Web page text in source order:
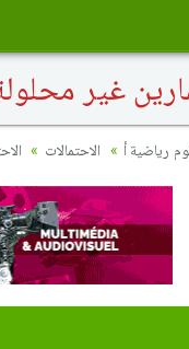
غير محلولة
رياضية أ الاحتمالات